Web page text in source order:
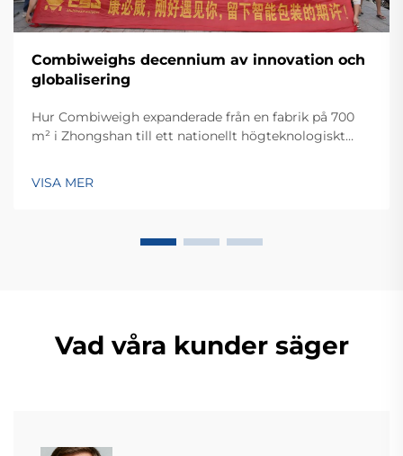
Combiweighs decennium av innovation och
globalisering
Hur Combiweigh expanderade från en fabrik på 700
m² i Zhongshan till ett nationellt högteknologiskt
OEM/ODM-konsultation.
VISA MER
Vad våra kunder säger